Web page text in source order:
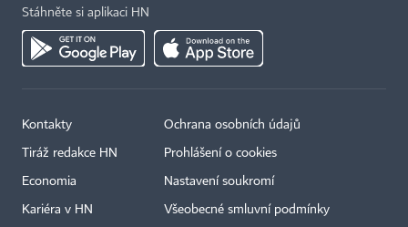
Stáhněte si aplikaci HN
Kontakty
Tiráž redakce HN
Economia
Kariéra v HN
Ochrana osobních údajů
Prohlášení o cookies
Nastavení soukromí
Všeobecné smluvní podmínky